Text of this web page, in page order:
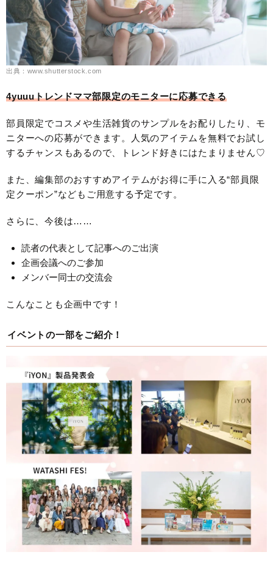
出典：www.shutterstock.com
4yuuuトレンドママ部限定のモニターに応募できる
部員限定でコスメや生活雑貨のサンプルをお配りしたり、モ
ニターへの応募ができます。人気のアイテムを無料でお試し
するチャンスもあるので、トレンド好きにはたまりません♡
また、編集部のおすすめアイテムがお得に手に入る“部員限
定クーポン”などもご用意する予定です。
さらに、今後は……
読者の代表として記事へのご出演
企画会議へのご参加
メンバー同士の交流会
こんなことも企画中です！
イベントの一部をご紹介！